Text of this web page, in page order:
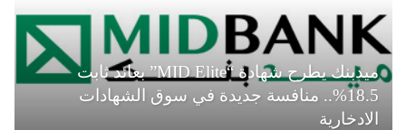
ميدبنك يطرح شهادة “MID Elite” بعائد ثابت
18.5%.. منافسة جديدة في سوق الشهادات
الادخارية